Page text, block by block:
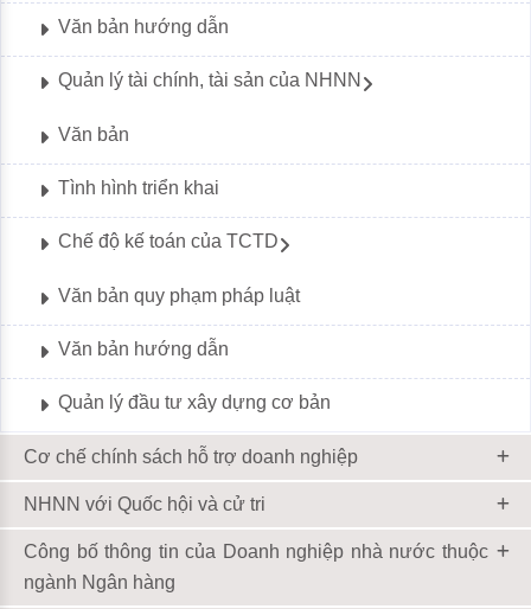
Văn bản hướng dẫn
Quản lý tài chính, tài sản của NHNN
Văn bản
Tình hình triển khai
Chế độ kế toán của TCTD
Văn bản quy phạm pháp luật
Văn bản hướng dẫn
Quản lý đầu tư xây dựng cơ bản
Cơ chế chính sách hỗ trợ doanh nghiệp
NHNN với Quốc hội và cử tri
Công bố thông tin của Doanh nghiệp nhà nước thuộc
ngành Ngân hàng